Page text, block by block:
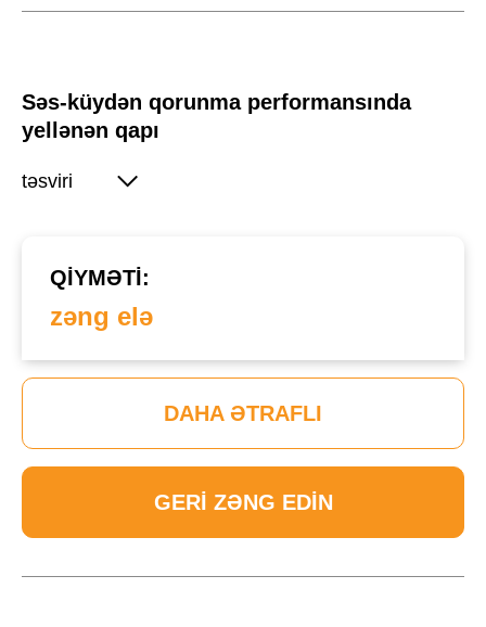
Səs-küydən qorunma performansında
yellənən qapı
təsviri
QIYMƏTI:
zəng elə
DAHA ƏTRAFLI
GERI ZƏNG EDIN